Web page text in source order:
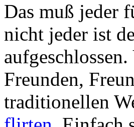
Das muß jeder
nicht jeder ist
Freunden,
traditionellen